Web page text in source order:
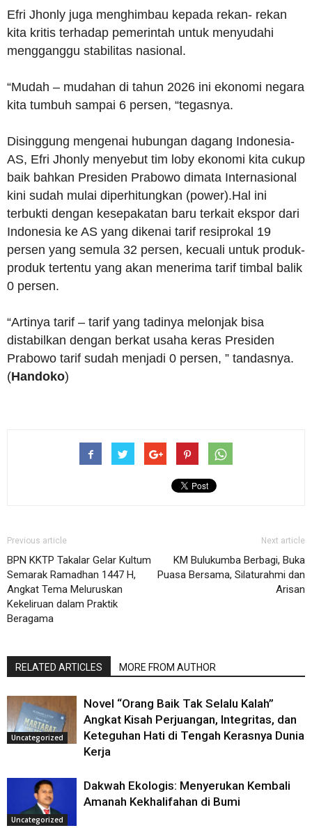
Efri Jhonly juga menghimbau kepada rekan- rekan
kita kritis terhadap pemerintah untuk menyudahi
mengganggu stabilitas nasional.
“Mudah – mudahan di tahun 2026 ini ekonomi negara
kita tumbuh sampai 6 persen, “tegasnya.
Disinggung mengenai hubungan dagang Indonesia-
AS, Efri Jhonly menyebut tim loby ekonomi kita cukup
baik bahkan Presiden Prabowo dimata Internasional
kini sudah mulai diperhitungkan (power).Hal ini
terbukti dengan kesepakatan baru terkait ekspor dari
Indonesia ke AS yang dikenai tarif resiprokal 19
persen yang semula 32 persen, kecuali untuk produk-
produk tertentu yang akan menerima tarif timbal balik
0 persen.
“Artinya tarif – tarif yang tadinya melonjak bisa
distabilkan dengan berkat usaha keras Presiden
Prabowo tarif sudah menjadi 0 persen, ” tandasnya.
(Handoko)
Previous article
BPN KKTP Takalar Gelar Kultum
Semarak Ramadhan 1447 H,
Angkat Tema Meluruskan
Kekeliruan dalam Praktik
Beragama
Next article
KM Bulukumba Berbagi, Buka
Puasa Bersama, Silaturahmi dan
Arisan
RELATED ARTICLES MORE FROM AUTHOR
Uncategorized
Novel “Orang Baik Tak Selalu Kalah”
Angkat Kisah Perjuangan, Integritas, dan
Keteguhan Hati di Tengah Kerasnya Dunia
Kerja
Uncategorized
Dakwah Ekologis: Menyerukan Kembali
Amanah Kekhalifahan di Bumi